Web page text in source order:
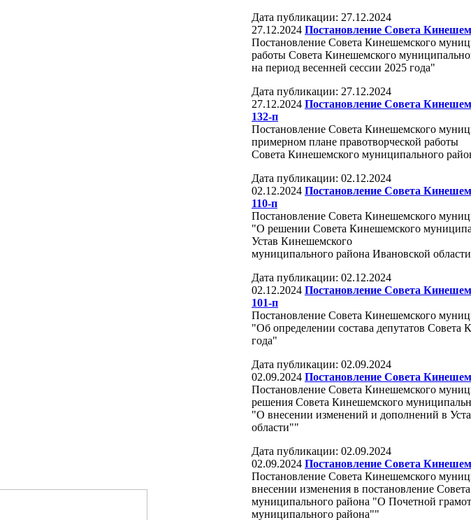
Дата публикации: 27.12.2024
27.12.2024 Постановление Совета
Постановление Совета Кинешемского
работы Совета Кинешемского
на период весенней сессии 2025 года"
Дата публикации: 27.12.2024
27.12.2024 Постановление Совета
132-п
Постановление Совета Кинешемского
примерном плане правотворческой работы
Совета Кинешемского муниципального
Дата публикации: 02.12.2024
02.12.2024 Постановление Совета
110-п
Постановление Совета Кинешемского
"О решении Совета Кинешемского
Устав Кинешемского
муниципального района Ивановской
Дата публикации: 02.12.2024
02.12.2024 Постановление Совета
101-п
Постановление Совета Кинешемского
"Об определении состава депутатов
года"
Дата публикации: 02.09.2024
02.09.2024 Постановление Совета
Постановление Совета Кинешемского
решения Совета Кинешемского
"О внесении изменений и дополнений в
области""
Дата публикации: 02.09.2024
02.09.2024 Постановление Совета
Постановление Совета Кинешемского
внесении изменения в постановление
муниципального района "О Почетной
муниципального района""